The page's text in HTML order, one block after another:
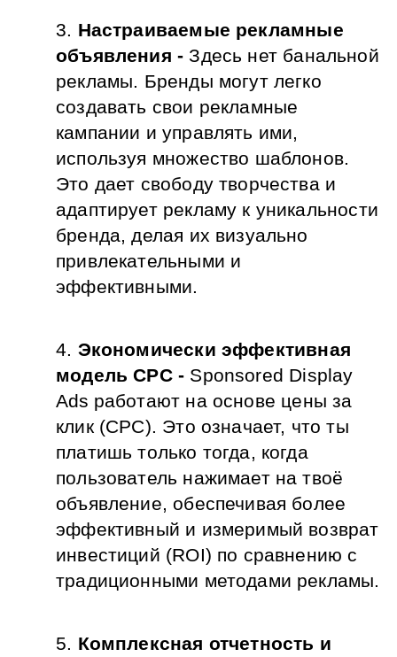
Настраиваемые рекламные
объявления - Здесь нет банальной
рекламы. Бренды могут легко
создавать свои рекламные
кампании и управлять ими,
используя множество шаблонов.
Это дает свободу творчества и
адаптирует рекламу к уникальности
бренда, делая их визуально
привлекательными и
эффективными.
Экономически эффективная
модель CPC - Sponsored Display
Ads работают на основе цены за
клик (CPC). Это означает, что ты
платишь только тогда, когда
пользователь нажимает на твоё
объявление, обеспечивая более
эффективный и измеримый возврат
инвестиций (ROI) по сравнению с
традиционными методами рекламы.
Комплексная отчетность и